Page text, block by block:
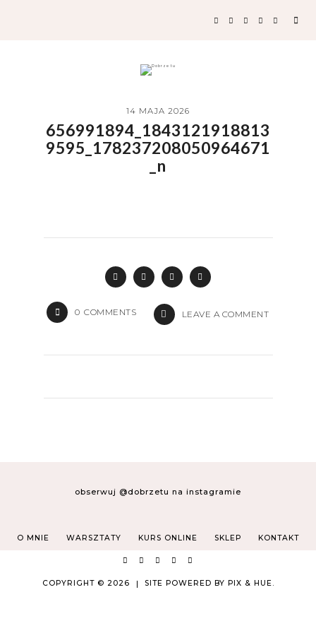
14 MAJA 2026
656991894_1843121918813
9595_178237208050964671
_n
0 COMMENTS LEAVE A COMMENT
obserwuj @dobrzetu na instagramie
O MNIE WARSZTATY KURS ONLINE SKLEP KONTAKT
COPYRIGHT © 2026 SITE POWERED BY PIX & HUE.